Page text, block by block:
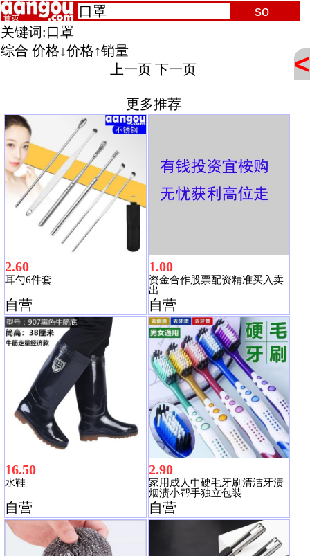
<
关键词:口罩
综合 价格↓价格↑销量
上一页下一页
更多推荐
2.60
耳勺6件套
自营
1.00
资金合作股票配资精准买入卖
出
自营
16.50
水鞋
自营
2.90
家用成人中硬毛牙刷清洁牙渍
烟渍小帮手独立包装
自营